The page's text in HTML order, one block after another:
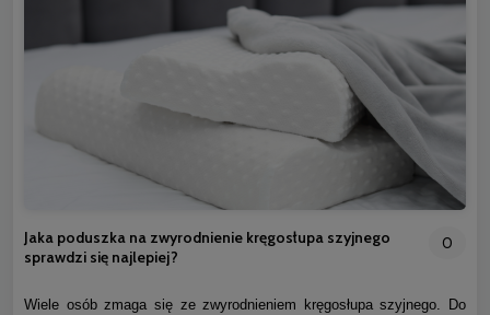
Jaka poduszka na zwyrodnienie kręgosłupa szyjnego
sprawdzi się najlepiej?
0
Wiele osób zmaga się ze zwyrodnieniem kręgosłupa szyjnego. Do